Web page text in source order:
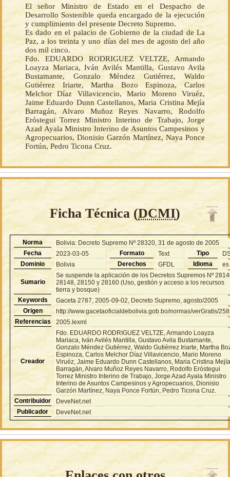
El señor Ministro de Estado en el Despacho de
Desarrollo Sostenible queda encargado de la ejecución
y cumplimiento del presente Decreto Supremo.
Es dado en el palacio de Gobierno de la ciudad de La
Paz, a los treinta y uno días del mes de agosto del año
dos mil cinco.
Fdo. EDUARDO RODRIGUEZ VELTZE, Armando
Loayza Mariaca, Iván Avilés Mantilla, Gustavo Avila
Bustamante, Gonzalo Méndez Gutiérrez, Waldo
Gutiérrez Iriarte, Martha Bozo Espinoza, Carlos
Melchor Díaz Villavicencio, Mario Moreno Viruéz,
Jaime Eduardo Dunn Castellanos, Maria Cristina Mejía
Barragán, Alvaro Muñoz Reyes Navarro, Rodolfo
Eróstegui Torrez Ministro Interino de Trabajo, Jorge
Azad Ayala Ministro Interino de Asuntos Campesinos y
Agropecuarios, Dionisio Garzón Martínez, Naya Ponce
Fortún, Pedro Ticona Cruz.
Ficha Técnica (DCMI)
Norma
Bolivia: Decreto Supremo Nº 28320, 31 de agosto de 2005
Fecha
2023-03-05 Formato Text Tipo
Dominio
Bolivia Derechos GFDL Idioma es
Sumario
Se suspende la aplicación de los Decretos Supremos Nº
28148, 28150 y 28160 (Uso, gestión y acceso a los recursos
tierra y bosque)
Keywords
Gaceta 2787, 2005-09-02, Decreto Supremo, agosto/2005
Origen
http://www.gacetaoficialdebolivia.gob.bo/normas/verGratis/
Referencias
2005.lexml
Creador
Fdo. EDUARDO RODRIGUEZ VELTZE, Armando Loayza
Mariaca, Iván Avilés Mantilla, Gustavo Avila Bustamante,
Gonzalo Méndez Gutiérrez, Waldo Gutiérrez Iriarte, Martha
Espinoza, Carlos Melchor Díaz Villavicencio, Mario Moreno
Viruéz, Jaime Eduardo Dunn Castellanos, Maria Cristina
Barragán, Alvaro Muñoz Reyes Navarro, Rodolfo Eróstegui
Torrez Ministro Interino de Trabajo, Jorge Azad Ayala Ministro
Interino de Asuntos Campesinos y Agropecuarios, Dionisio
Garzón Martínez, Naya Ponce Fortún, Pedro Ticona Cruz.
Contribuidor
DeveNet.net
Publicador
DeveNet.net